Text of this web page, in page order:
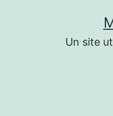
Un site